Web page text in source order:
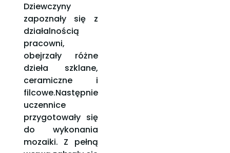
Dziewczyny
zapoznały się z
działalnością
pracowni,
obejrzały różne
dzieła szklane,
ceramiczne i
filcowe.Następnie
uczennice
przygotowały się
do wykonania
mozaiki. Z pełną